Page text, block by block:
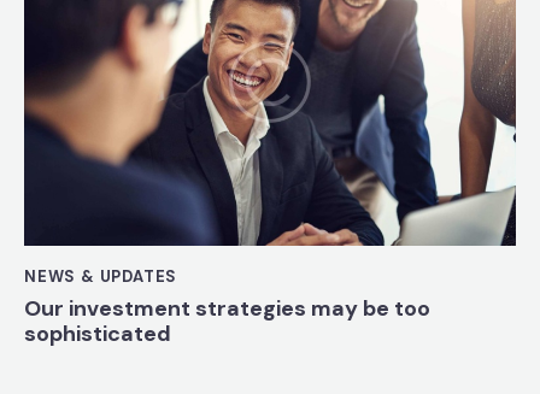
NEWS & UPDATES
Our investment strategies may be too
sophisticated